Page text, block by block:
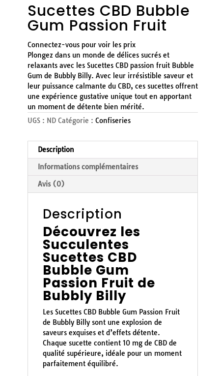
Sucettes CBD Bubble
Gum Passion Fruit
Connectez-vous pour voir les prix
Plongez dans un monde de délices sucrés et
relaxants avec les Sucettes CBD passion fruit Bubble
Gum de Bubbly Billy. Avec leur irrésistible saveur et
leur puissance calmante du CBD, ces sucettes offrent
une expérience gustative unique tout en apportant
un moment de détente bien mérité.
UGS : ND Catégorie : Confiseries
Description
Informations complémentaires
Avis (0)
Description
Découvrez les
Succulentes
Sucettes CBD
Bubble Gum
Passion Fruit de
Bubbly Billy
Les Sucettes CBD Bubble Gum Passion Fruit
de Bubbly Billy sont une explosion de
saveurs exquises et d’effets détente.
Chaque sucette contient 10 mg de CBD de
qualité supérieure, idéale pour un moment
parfaitement équilibré.